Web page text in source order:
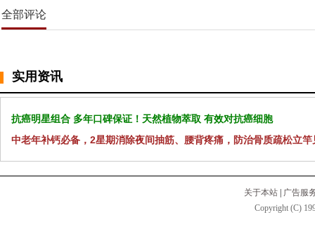
全部评论
实用资讯
抗癌明星组合 多年口碑保证！天然植物萃取 有效对抗癌细胞
中老年补钙必备，2星期消除夜间抽筋、腰背疼痛，防治骨质疏松立竿
关于本站 | 广告服
Copyright (C)